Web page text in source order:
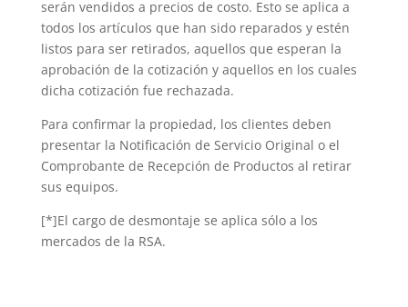
serán vendidos a precios de costo. Esto se aplica a
todos los artículos que han sido reparados y estén
listos para ser retirados, aquellos que esperan la
aprobación de la cotización y aquellos en los cuales
dicha cotización fue rechazada.
Para confirmar la propiedad, los clientes deben
presentar la Notificación de Servicio Original o el
Comprobante de Recepción de Productos al retirar
sus equipos.
[*]El cargo de desmontaje se aplica sólo a los
mercados de la RSA.